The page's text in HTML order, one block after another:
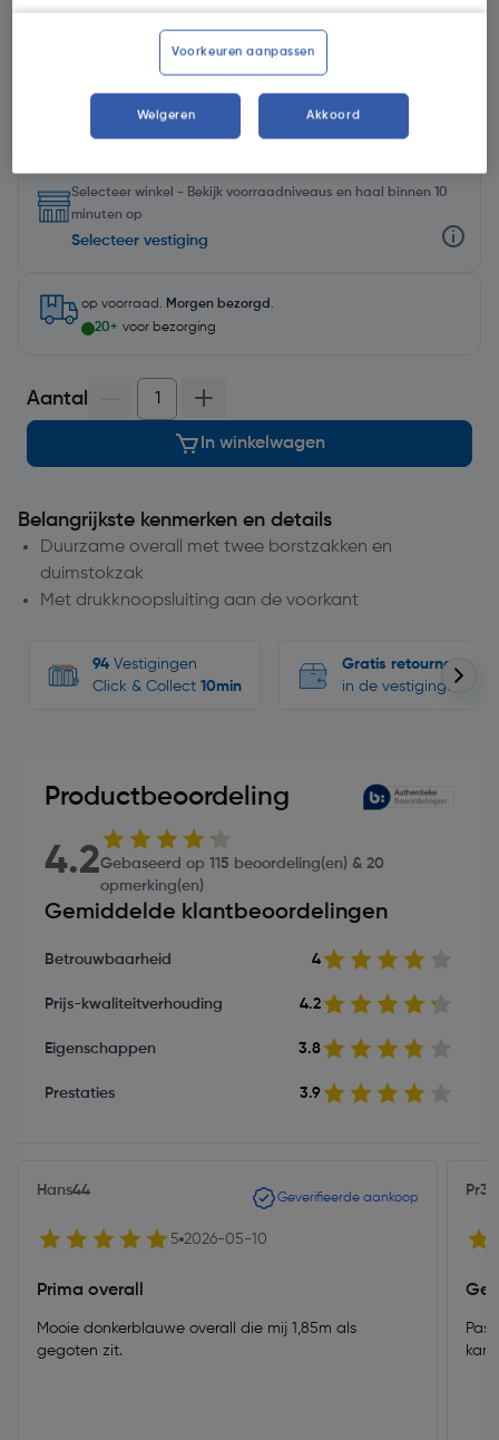
Kies productvariant(4)
Selecteer winkel - Bekijk voorraadniveaus en haal binnen 10
minuten op
Selecteer vestiging
op voorraad. Morgen bezorgd .
20+ voor bezorging
Aantal
In winkelwagen
Belangrijkste kenmerken en details
Duurzame overall met twee borstzakken en
duimstokzak
Met drukknoopsluiting aan de voorkant
94 Vestigingen
Click & Collect 10min
Gratis retourneren
in de vestigingen
Productbeoordeling
4.2Gebaseerd op 115 beoordeling(en) & 20
opmerking(en)
Gemiddelde klantbeoordelingen
Betrouwbaarheid 4
Prijs-kwaliteitverhouding 4.2
Eigenschappen 3.8
Prestaties 3.9
Hans44 Geverifieerde aankoop
5 2026-05-10
Prima overall
Mooie donkerblauwe overall die mij 1,85m als
gegoten zit.
kant
Voorkeuren aanpassen
Weigeren Akkoord